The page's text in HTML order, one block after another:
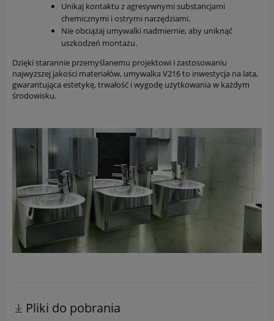
Unikaj kontaktu z agresywnymi substancjami
chemicznymi i ostrymi narzędziami.
Nie obciążaj umywalki nadmiernie, aby uniknąć
uszkodzeń montażu.
Dzięki starannie przemyślanemu projektowi i zastosowaniu
najwyższej jakości materiałów, umywalka V216 to inwestycja na lata,
gwarantująca estetykę, trwałość i wygodę użytkowania w każdym
środowisku.
Pliki do pobrania